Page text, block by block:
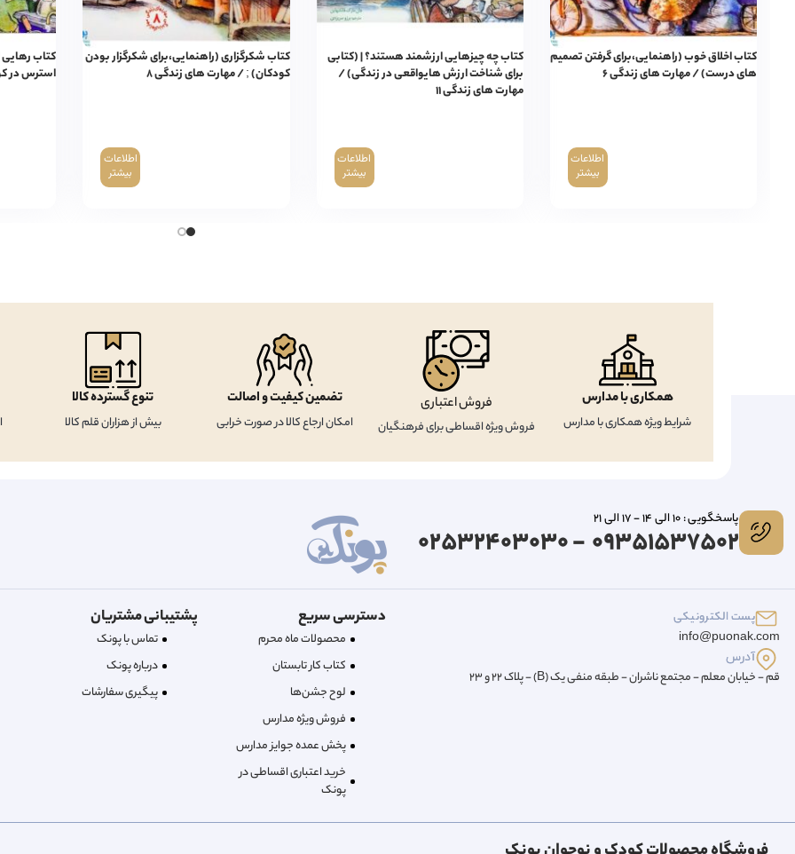
کتاب اخلاق خوب (راهنمایی،برای گرفتن تصمیم
های درست) / مهارت های زندگی ۶
اطلاعات
بیشتر
کتاب چه چیزهایی ارزشمند هستند؟ | (کتابی
برای شناخت ارزش هایواقعی در زندگی) /
مهارت های زندگی ۱۱
اطلاعات
بیشتر
کتاب شکرگزاری (راهنمایی،برای شکرگزار بودن
کودکان) ; / مهارت های زندگی ۸
اطلاعات
بیشتر
کتاب
استرس در
همکاری با مدارس
شرایط ویژه همکاری با مدارس
فروش اعتباری
فروش ویژه اقساطی برای فرهنگیان
تضمین کیفیت و اصالت
امکان ارجاع کالا در صورت خرابی
تنوع گسترده کالا
بیش از هزاران قلم کالا
پاسخگویی : 10 الی 14 - 17 الی 21
09351537502 - 02532403030
پست الکترونیکی
info@puonak.com
آدرس
قم - خیابان معلم - مجتمع ناشران - طبقه منفی یک (B) - پلاک 22 و 23
دسترسی سریع
محصولات ماه محرم
کتاب کار تابستان
لوح جشن‌ها
فروش ویژه مدارس
پخش عمده جوایز مدارس
خرید اعتباری اقساطی در
پونک
پشتیبانی مشتریان
تماس با پونک
درباره‌ پونک
پیگیری سفارشات